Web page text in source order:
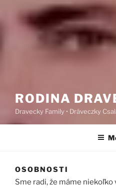
RODINA
Dravecky Family • Dráveczky
OSOBNOSTI
Sme radi, že máme